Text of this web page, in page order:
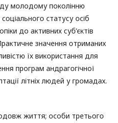
молодому поколінню
статусу осіб
до активних суб’єктів
значення отриманих
їх використання для
програм андрагогічної
літніх людей у громадах.
життя; особи третього